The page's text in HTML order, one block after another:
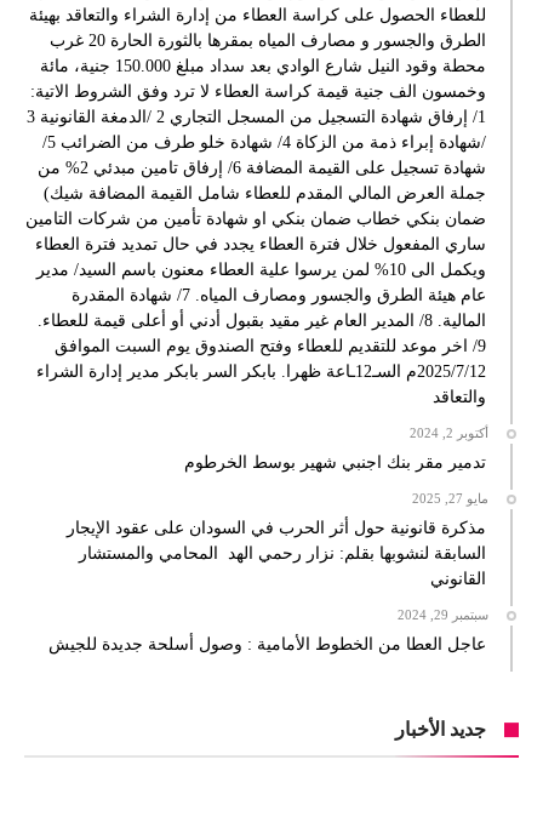
للعطاء الحصول على كراسة العطاء من إدارة الشراء والتعاقد بهيئة
الطرق والجسور و مصارف المياه بمقرها بالثورة الحارة 20 غرب
محطة وقود النيل شارع الوادي بعد سداد مبلغ 150.000 جنية، مائة
وخمسون الف جنية قيمة كراسة العطاء لا ترد وفق الشروط الاتية:
1/ إرفاق شهادة التسجيل من المسجل التجاري 2 /الدمغة القانونية 3
/شهادة إبراء ذمة من الزكاة 4/ شهادة خلو طرف من الضرائب 5/
شهادة تسجيل على القيمة المضافة 6/ إرفاق تامين مبدئي 2% من
جملة العرض المالي المقدم للعطاء شامل القيمة المضافة شيك)
ضمان بنكي خطاب ضمان بنكي او شهادة تأمين من شركات التامين
ساري المفعول خلال فترة العطاء يجدد في حال تمديد فترة العطاء
ويكمل الى 10% لمن يرسوا علية العطاء معنون باسم السيد/ مدير
عام هيئة الطرق والجسور ومصارف المياه. 7/ شهادة المقدرة
المالية. 8/ المدير العام غير مقيد بقبول أدني أو أعلى قيمة للعطاء.
9/ اخر موعد للتقديم للعطاء وفتح الصندوق يوم السبت الموافق
2025/7/12م السـ12ـاعة ظهرا. بابكر السر بابكر مدير إدارة الشراء
والتعاقد
أكتوبر 2, 2024
تدمير مقر بنك اجنبي شهير بوسط الخرطوم
مايو 27, 2025
مذكرة قانونية حول أثر الحرب في السودان على عقود الإيجار
السابقة لنشوبها بقلم: نزار رحمي الهد المحامي والمستشار
القانوني
سبتمبر 29, 2024
عاجل العطا من الخطوط الأمامية : وصول أسلحة جديدة للجيش
جديد الأخبار